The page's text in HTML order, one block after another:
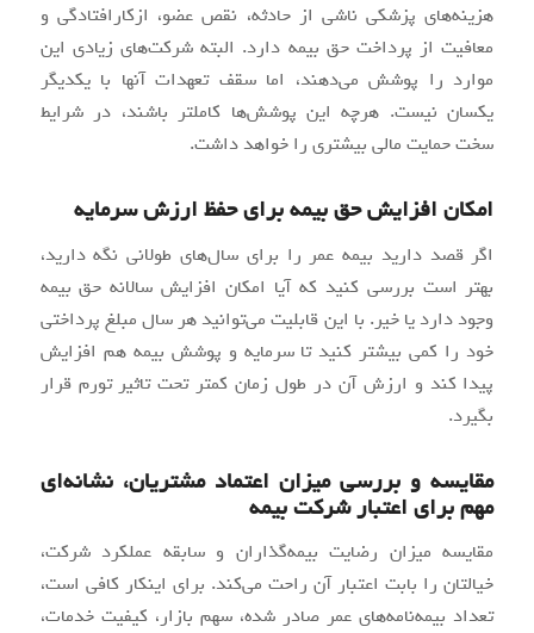
هزینه‌های پزشکی ناشی از حادثه، نقص عضو، ازکارافتادگی و
معافیت از پرداخت حق بیمه دارد. البته شرکت‌های زیادی این
موارد را پوشش می‌دهند، اما سقف تعهدات آنها با یکدیگر
یکسان نیست. هرچه این پوشش‌ها کاملتر باشند، در شرایط
سخت حمایت مالی بیشتری را خواهد داشت.
امکان افزایش حق بیمه برای حفظ ارزش سرمایه
اگر قصد دارید بیمه عمر را برای سال‌های طولانی نگه دارید،
بهتر است بررسی کنید که آیا امکان افزایش سالانه حق بیمه
وجود دارد یا خیر. با این قابلیت می‌توانید هر سال مبلغ پرداختی
خود را کمی بیشتر کنید تا سرمایه و پوشش بیمه هم افزایش
پیدا کند و ارزش آن در طول زمان کمتر تحت تاثیر تورم قرار
بگیرد.
مقایسه و بررسی میزان اعتماد مشتریان، نشانه‌ای
مهم برای اعتبار شرکت بیمه
مقایسه میزان رضایت بیمه‌گذاران و سابقه عملکرد شرکت،
خیالتان را بابت اعتبار آن راحت می‌کند. برای اینکار کافی است،
تعداد بیمه‌نامه‌های عمر صادر شده، سهم بازار، کیفیت خدمات،